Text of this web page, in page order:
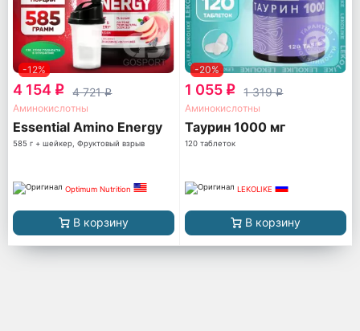
-12%
4 154 q 4 721q
Аминокислотны
Essential Amino Energy
585 г + шейкер, Фруктовый взрыв
Optimum Nutrition
В корзину
-20%
1 055 q 1 319q
Аминокислотны
Таурин 1000 мг
120 таблеток
LEKOLIKE
В корзину